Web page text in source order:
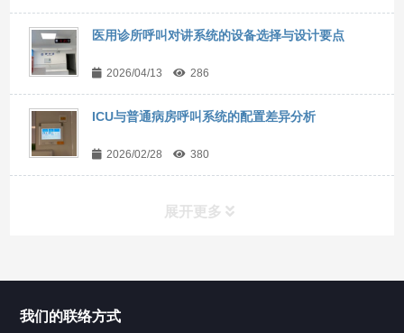
医用诊所呼叫对讲系统的设备选择与设计要点
2026/04/13 286
ICU与普通病房呼叫系统的配置差异分析
2026/02/28 380
展开更多
我们的联络方式